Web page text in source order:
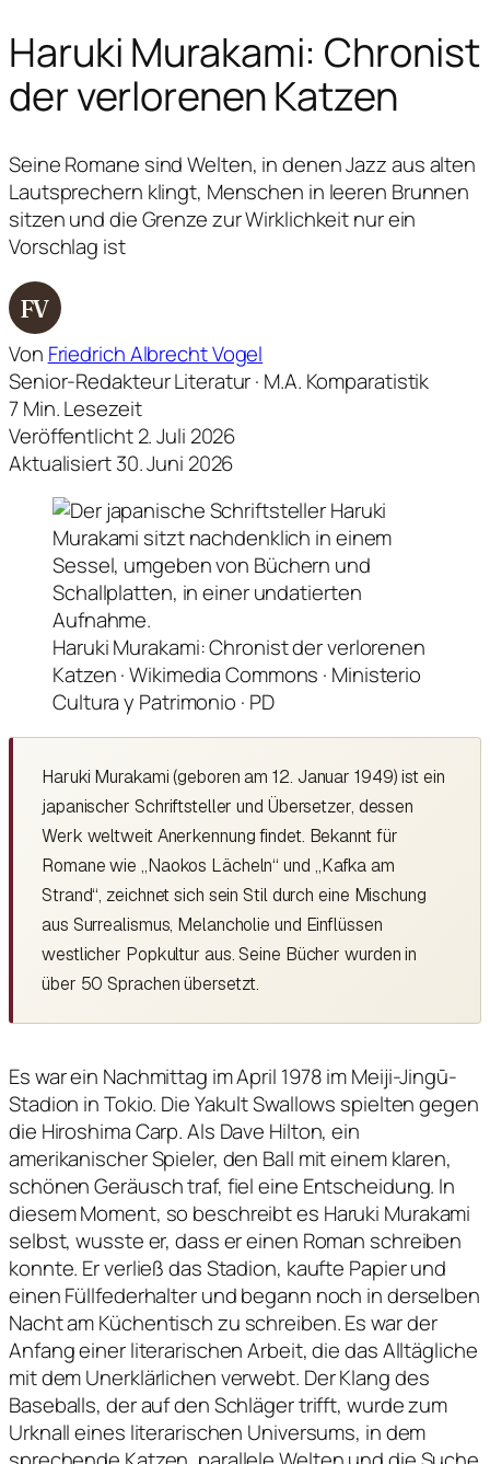
Haruki Murakami: Chronist
der verlorenen Katzen
Seine Romane sind Welten, in denen Jazz aus alten
Lautsprechern klingt, Menschen in leeren Brunnen
sitzen und die Grenze zur Wirklichkeit nur ein
Vorschlag ist
FV
Von Friedrich Albrecht Vogel
Senior-Redakteur Literatur · M.A. Komparatistik
7 Min. Lesezeit
Veröffentlicht 2. Juli 2026
Aktualisiert 30. Juni 2026
Haruki Murakami: Chronist der verlorenen
Katzen · Wikimedia Commons · Ministerio
Cultura y Patrimonio · PD
Haruki Murakami (geboren am 12. Januar 1949) ist ein
japanischer Schriftsteller und Übersetzer, dessen
Werk weltweit Anerkennung findet. Bekannt für
Romane wie „Naokos Lächeln“ und „Kafka am
Strand“, zeichnet sich sein Stil durch eine Mischung
aus Surrealismus, Melancholie und Einflüssen
westlicher Popkultur aus. Seine Bücher wurden in
über 50 Sprachen übersetzt.
Es war ein Nachmittag im April 1978 im Meiji-Jingū-
Stadion in Tokio. Die Yakult Swallows spielten gegen
die Hiroshima Carp. Als Dave Hilton, ein
amerikanischer Spieler, den Ball mit einem klaren,
schönen Geräusch traf, fiel eine Entscheidung. In
diesem Moment, so beschreibt es Haruki Murakami
selbst, wusste er, dass er einen Roman schreiben
konnte. Er verließ das Stadion, kaufte Papier und
einen Füllfederhalter und begann noch in derselben
Nacht am Küchentisch zu schreiben. Es war der
Anfang einer literarischen Arbeit, die das Alltägliche
mit dem Unerklärlichen verwebt. Der Klang des
Baseballs, der auf den Schläger trifft, wurde zum
Urknall eines literarischen Universums, in dem